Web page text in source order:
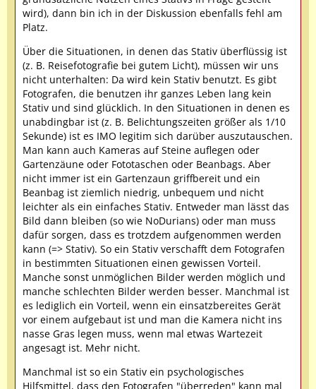
wird), dann bin ich in der Diskussion ebenfalls fehl am
Platz.
Über die Situationen, in denen das Stativ überflüssig ist
(z. B. Reisefotografie bei gutem Licht), müssen wir uns
nicht unterhalten: Da wird kein Stativ benutzt. Es gibt
Fotografen, die benutzen ihr ganzes Leben lang kein
Stativ und sind glücklich. In den Situationen in denen es
unabdingbar ist (z. B. Belichtungszeiten größer als 1/10
Sekunde) ist es IMO legitim sich darüber auszutauschen.
Man kann auch Kameras auf Steine auflegen oder
Gartenzäune oder Fototaschen oder Beanbags. Aber
nicht immer ist ein Gartenzaun griffbereit und ein
Beanbag ist ziemlich niedrig, unbequem und nicht
leichter als ein einfaches Stativ. Entweder man lässt das
Bild dann bleiben (so wie NoDurians) oder man muss
dafür sorgen, dass es trotzdem aufgenommen werden
kann (=> Stativ). So ein Stativ verschafft dem Fotografen
in bestimmten Situationen einen gewissen Vorteil.
Manche sonst unmöglichen Bilder werden möglich und
manche schlechten Bilder werden besser. Manchmal ist
es lediglich ein Vorteil, wenn ein einsatzbereites Gerät
vor einem aufgebaut ist und man die Kamera nicht ins
nasse Gras legen muss, wenn mal etwas Wartezeit
angesagt ist. Mehr nicht.
Manchmal ist so ein Stativ ein psychologisches
Hilfsmittel, dass den Fotografen "überreden" kann mal